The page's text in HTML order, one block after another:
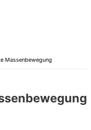
Massenbewegung